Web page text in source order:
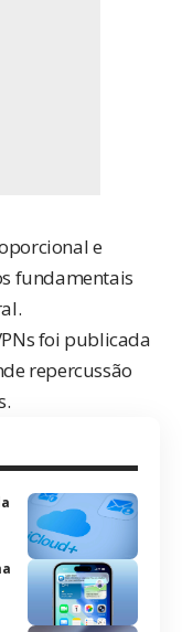
e
fundamentais
foi publicada
repercussão